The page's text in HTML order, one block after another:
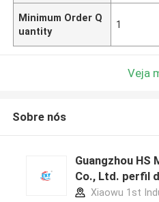
Minimum Order Q
uantity
1
Veja
Sobre nós
Guangzhou HS
Co., Ltd. perfil
Xiaowu 1st